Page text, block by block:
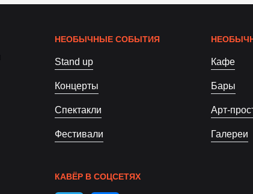
НЕОБЫЧНЫЕ СОБЫТИЯ
Stand up
Концерты
Спектакли
Фестивали
Кафе
Бары
Арт-
Галереи
КАВЁР В СОЦСЕТЯХ